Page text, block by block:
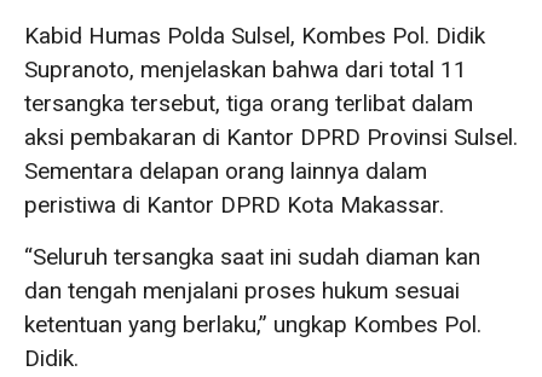
Kabid Humas Polda Sulsel, Kombes Pol. Didik
Supranoto, menjelaskan bahwa dari total 11
tersangka tersebut, tiga orang terlibat dalam
aksi pembakaran di Kantor DPRD Provinsi Sulsel.
Sementara delapan orang lainnya dalam
peristiwa di Kantor DPRD Kota Makassar.
“Seluruh tersangka saat ini sudah diaman kan
dan tengah menjalani proses hukum sesuai
ketentuan yang berlaku,” ungkap Kombes Pol.
Didik.